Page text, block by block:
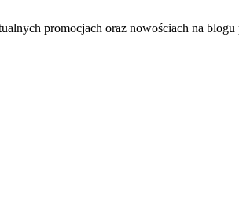
promocjach oraz nowościach na